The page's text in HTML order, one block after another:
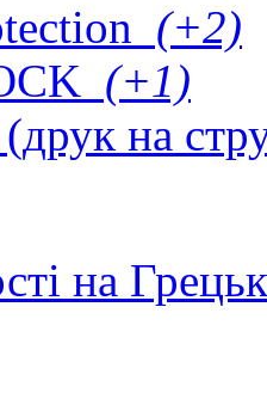
(+2)
(+1)
на
на